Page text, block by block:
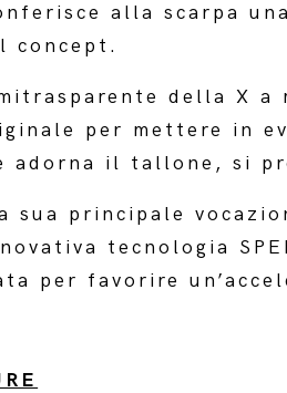
alla scarpa
concept.
della X a
per mettere in
adorna il tallone, si
sua principale
tecnologia
per favorire